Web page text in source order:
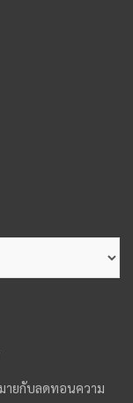
ายกับลดทอนความ